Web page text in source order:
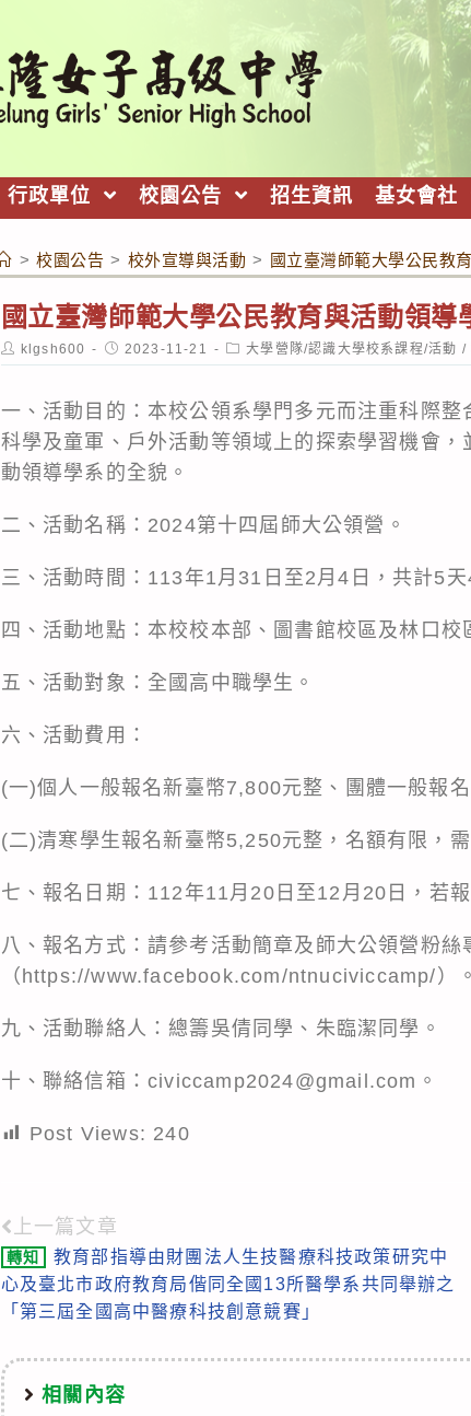
行政單位 校園公告 招生資訊 基女會社
> 校園公告 > 校外宣導與活動 > 國立臺灣師範大學公民教
國立臺灣師範大學公民教育與活動領導
Post
author:
klgsh600
Post
published:
2023-11-21
Post
category:
大學營隊/認識大學校系課程/活動 /
一、活動目的：本校公領系學門多元而注重科際
科學及童軍、戶外活動等領域上的探索學習機會
動領導學系的全貌。
二、活動名稱：2024第十四屆師大公領營。
三、活動時間：113年1月31日至2月4日，共計5天
四、活動地點：本校校本部、圖書館校區及林口校
五、活動對象：全國高中職學生。
六、活動費用：
(一)個人一般報名新臺幣7,800元整、團體一般報
(二)清寒學生報名新臺幣5,250元整，名額有限，
七、報名日期：112年11月20日至12月20日，若
八、報名方式：請參考活動簡章及師大公領營粉絲
（https://www.facebook.com/ntnuciviccamp/）。
九、活動聯絡人：總籌吳倩同學、朱臨潔同學。
十、聯絡信箱：civiccamp2024@gmail.com。
Post Views: 240
Read
more
articles
上一篇文章
轉知
教育部指導由財團法人生技醫療科技政策研究中
心及臺北市政府教育局偕同全國13所醫學系共同舉辦之
「第三屆全國高中醫療科技創意競賽」
相關內容